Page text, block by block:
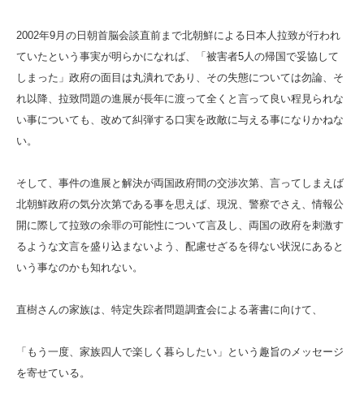
2002年9月の日朝首脳会談直前まで北朝鮮による日本人拉致が行われ
ていたという事実が明らかになれば、「被害者5人の帰国で妥協して
しまった」政府の面目は丸潰れであり、その失態については勿論、そ
れ以降、拉致問題の進展が長年に渡って全くと言って良い程見られな
い事についても、改めて糾弾する口実を政敵に与える事になりかねな
い。
そして、事件の進展と解決が両国政府間の交渉次第、言ってしまえば
北朝鮮政府の気分次第である事を思えば、現況、警察でさえ、情報公
開に際して拉致の余罪の可能性について言及し、両国の政府を刺激す
るような文言を盛り込まないよう、配慮せざるを得ない状況にあると
いう事なのかも知れない。
直樹さんの家族は、特定失踪者問題調査会による著書に向けて、
「もう一度、家族四人で楽しく暮らしたい」という趣旨のメッセージ
を寄せている。